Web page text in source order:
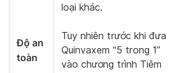
Độ an
toàn
loại khác.
Tuy nhiên trước khi đưa
Quinvaxem “5 trong 1”
vào chương trình Tiêm